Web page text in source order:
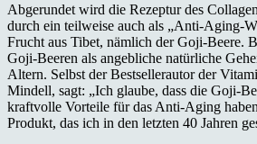
Abgerundet wird die Rezeptur des
durch ein teilweise auch als „Anti-Aging-
Frucht aus Tibet, nämlich der Goji-Beere.
Goji-Beeren als angebliche natürliche
Altern. Selbst der Bestsellerautor der
Mindell, sagt: „Ich glaube, dass die Goji-
kraftvolle Vorteile für das Anti-Aging
Produkt, das ich in den letzten 40 Jahren